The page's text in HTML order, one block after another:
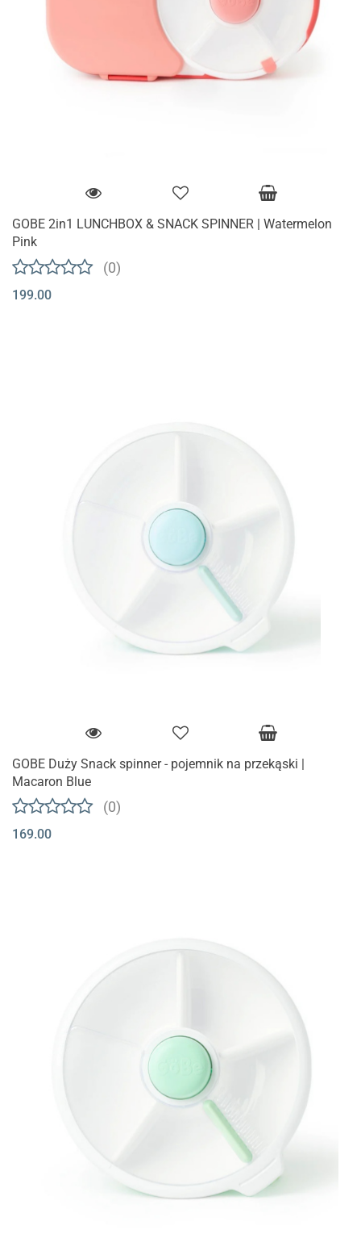
GOBE 2in1 LUNCHBOX & SNACK SPINNER | Watermelon
Pink
(0)
199.00
GOBE Duży Snack spinner - pojemnik na przekąski |
Macaron Blue
(0)
169.00